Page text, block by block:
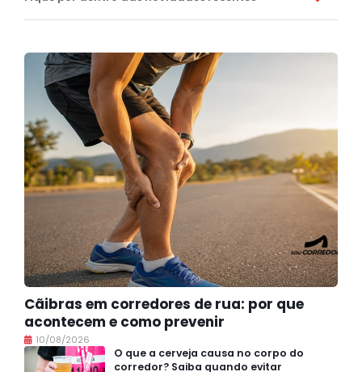
Cãibras em corredores de rua: por que
acontecem e como prevenir
10/08/2026
O que a cerveja causa no corpo do
corredor? Saiba quando evitar